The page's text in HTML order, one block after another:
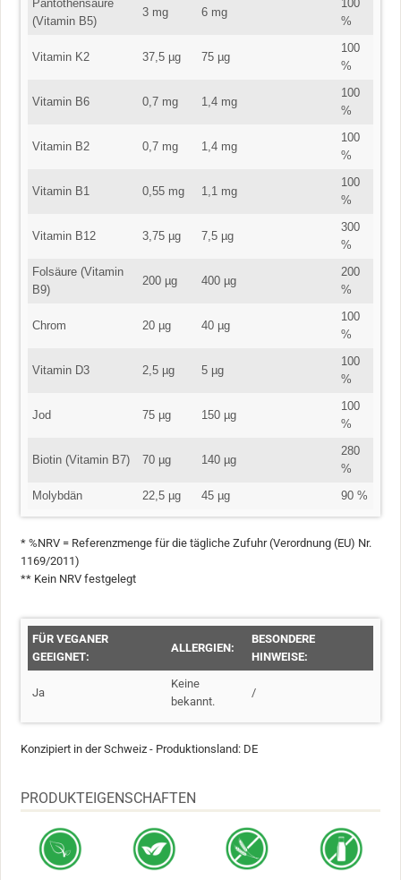
Pantothensäure
(Vitamin B5)
3 mg 6 mg
100
%
Vitamin K2 37,5 µg 75 µg
100
%
Vitamin B6 0,7 mg 1,4 mg
100
%
Vitamin B2 0,7 mg 1,4 mg
100
%
Vitamin B1 0,55 mg 1,1 mg
100
%
Vitamin B12 3,75 µg 7,5 µg
300
%
Folsäure (Vitamin
B9)
200 µg 400 µg
200
%
Chrom 20 µg 40 µg
100
%
Vitamin D3 2,5 µg 5 µg
100
%
Jod 75 µg 150 µg
100
%
Biotin (Vitamin B7) 70 µg 140 µg
280
%
Molybdän
22,5 µg 45 µg 90 %
* %NRV = Referenzmenge für die tägliche Zufuhr (Verordnung (EU) Nr.
1169/2011)
** Kein NRV festgelegt
FÜR VEGANER
GEEIGNET:
ALLERGIEN:
BESONDERE
HINWEISE:
Ja
Keine
bekannt.
/
Konzipiert in der Schweiz - Produktionsland: DE
PRODUKTEIGENSCHAFTEN